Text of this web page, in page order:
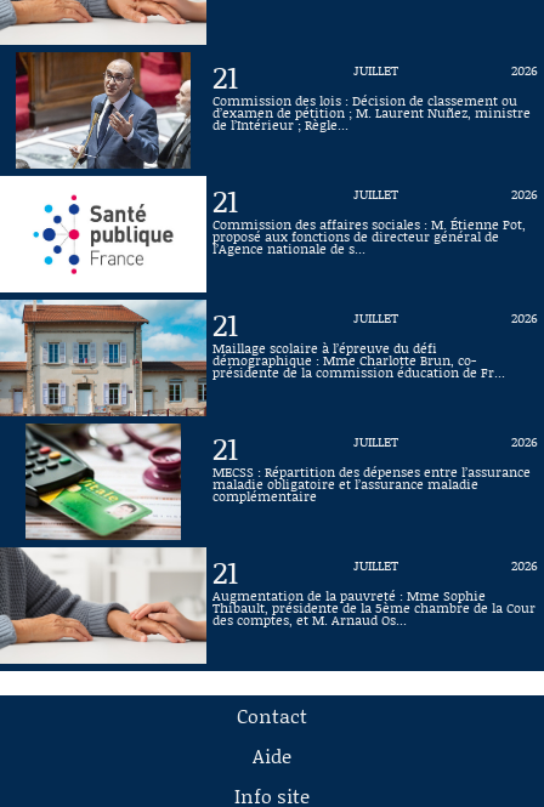
21 JUILLET
2026
Commission des lois : Décision de classement ou
d’examen de pétition ; M. Laurent Nuñez, ministre
de l’Intérieur ; Règle...
21 JUILLET
2026
Commission des affaires sociales : M. Étienne Pot,
proposé aux fonctions de directeur général de
l’Agence nationale de s...
21 JUILLET
2026
Maillage scolaire à l’épreuve du défi
démographique : Mme Charlotte Brun, co-
présidente de la commission éducation de Fr...
21 JUILLET
2026
MECSS : Répartition des dépenses entre l’assurance
maladie obligatoire et l’assurance maladie
complémentaire
21 JUILLET
2026
Augmentation de la pauvreté : Mme Sophie
Thibault, présidente de la 5ème chambre de la Cour
des comptes, et M. Arnaud Os...
Contact
Aide
Info site